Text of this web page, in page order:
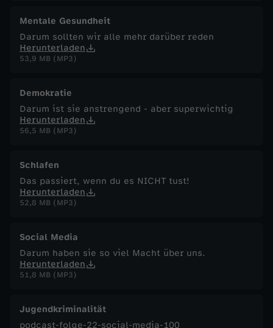
Mentale Gesundheit
Darum sollten wir alle mehr darüber reden
Herunterladen
53,9 MB (MP3)
Demokratie
Darum ist sie anstrengend - aber superwichtig
Herunterladen
56,5 MB (MP3)
Schlafen
Das passiert, wenn du es NICHT tust!
Herunterladen
52,8 MB (MP3)
Social Media
Darum haben sie so viel Macht über uns.
Herunterladen
51,8 MB (MP3)
Jugendkriminalität
podcast-folge-22-social-media-100